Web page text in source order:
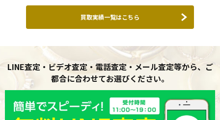
買取実績一覧はこちら
LINE査定・ビデオ査定・電話査定・メール査定等から、ご
都合に合わせてお選びください。